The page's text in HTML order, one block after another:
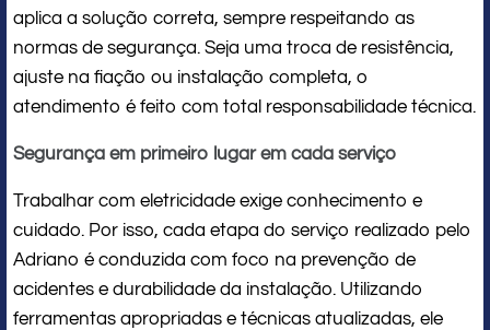
aplica a solução correta, sempre respeitando as
normas de segurança. Seja uma troca de resistência,
ajuste na fiação ou instalação completa, o
atendimento é feito com total responsabilidade técnica.
Segurança em primeiro lugar em cada serviço
Trabalhar com eletricidade exige conhecimento e
cuidado. Por isso, cada etapa do serviço realizado pelo
Adriano é conduzida com foco na prevenção de
acidentes e durabilidade da instalação. Utilizando
ferramentas apropriadas e técnicas atualizadas, ele